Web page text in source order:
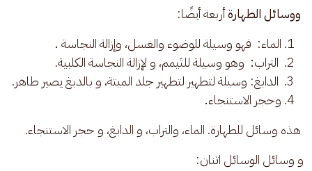
ووسائل الطهارة أربعة أيضًا:
الماء: فهو وسيلة للوضوء والغسل، وإزالة النجاسة.
التراب: وهو وسيلة للتَيمم، و لإزالة النجاسة الكلبية.
الدابغ: وسيلة لتطهير لتطهير جلد الميتة، و بالدبغ يصير طاهر.
وحجر الاستنجاء.
هذه وسائل للطهارة. الماء، والتراب، و الدابغ، و حجر الاستنجاء.
و وسائل الوسائل اثنان: